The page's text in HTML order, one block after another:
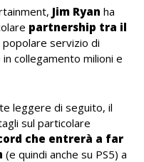
Jim Ryan ha
partnership tra il
popolare servizio di
collegamento milioni e
leggere di seguito, il
sul particolare
che entrerà a far
(e quindi anche su PS5) a